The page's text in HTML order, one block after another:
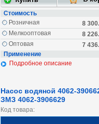
Стоимость
8
Розничная
8
Мелкооптовая
7
Оптовая
Применение
Подробное описание
Насос водяной 4062-
ЗМЗ 4062-3906629
Код товара: